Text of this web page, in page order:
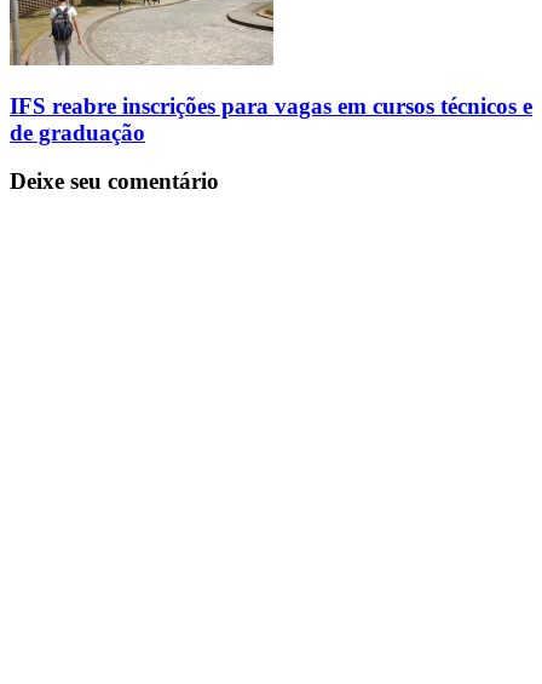
IFS reabre inscrições para vagas em cursos técnicos e
de graduação
Deixe seu comentário